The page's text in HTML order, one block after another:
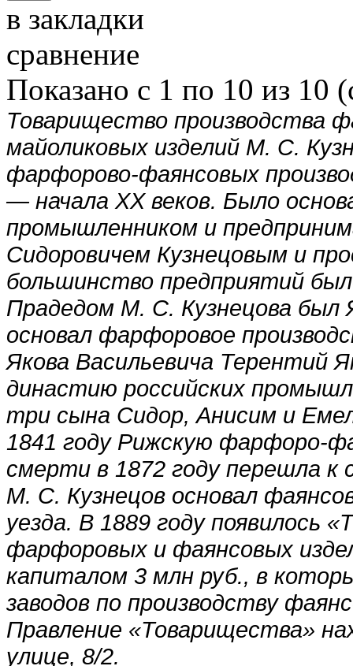
в закладки
сравнение
Показано с 1 по 10 из 10
Товарищество производства
майоликовых изделий М. С.
фарфорово-фаянсовых
— начала XX веков. Было
промышленником и
Сидоровичем Кузнецовым и
большинство предприятий
Прадедом М. С. Кузнецова был
основал фарфоровое
Якова Васильевича Терентий
династию российских
три сына Сидор, Анисим и
1841 году Рижскую фарфоро-
смерти в 1872 году перешла
М. С. Кузнецов основал
уезда. В 1889 году появилось
фарфоровых и фаянсовых
капиталом 3 млн руб., в
заводов по производству
Правление «Товарищества»
улице, 8/2.